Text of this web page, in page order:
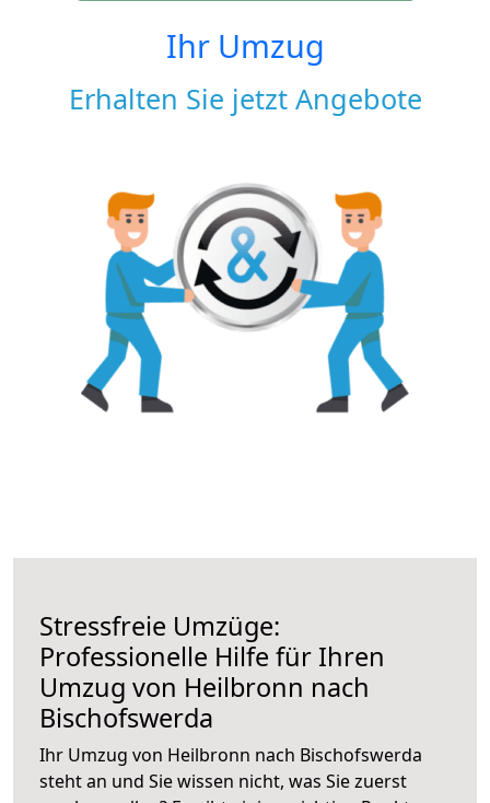
Ihr Umzug
Erhalten Sie jetzt Angebote
Stressfreie Umzüge:
Professionelle Hilfe für Ihren
Umzug von Heilbronn nach
Bischofswerda
Ihr Umzug von Heilbronn nach Bischofswerda
steht an und Sie wissen nicht, was Sie zuerst